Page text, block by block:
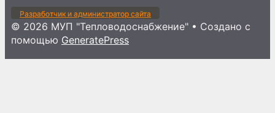
Разработчик и администратор сайта
© 2026 МУП "Тепловодоснабжение" • Создано с
помощью GeneratePress